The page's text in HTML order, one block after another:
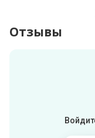
Отзывы